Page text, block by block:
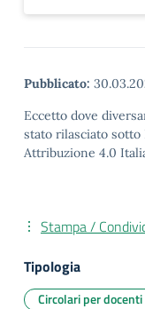
Pubblicato:
Eccetto dove
stato rilasciato sotto
Attribuzione 4.0
Stampa /
Tipologia
Circolari per docenti